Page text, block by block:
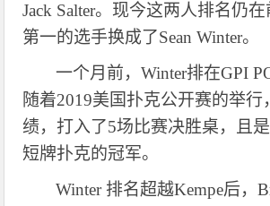
Jack Salter。现今这两人排名仍
第一的选手换成了Sean Winter。
一个月前，Winter排在GPI
随着2019美国扑克公开赛的举行
绩，打入了5场比赛决胜桌，且
短牌扑克的冠军。
Winter 排名超越Kempe后，